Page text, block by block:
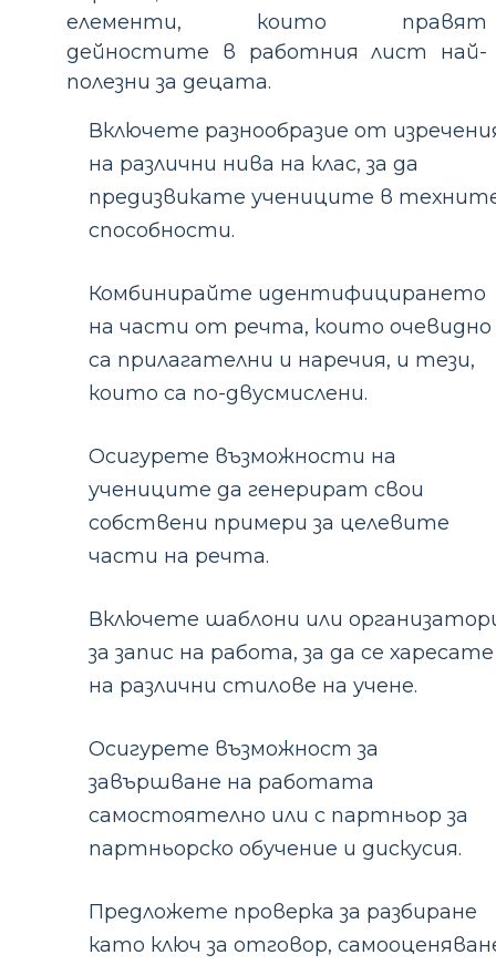
елементи, които правят
дейностите в работния лист най-
полезни за децата.
Включете разнообразие от
на различни нива на клас, за да
предизвикате учениците в
способности.
Комбинирайте идентифицирането
на части от речта, които очевидно
са прилагателни и наречия, и тези,
които са по-двусмислени.
Осигурете възможности на
учениците да генерират свои
собствени примери за целевите
части на речта.
Включете шаблони или
за запис на работа, за да се харесате
на различни стилове на учене.
Осигурете възможност за
завършване на работата
самостоятелно или с партньор за
партньорско обучение и дискусия.
Предложете проверка за разбиране
като ключ за отговор,